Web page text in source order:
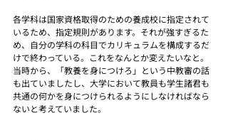
各学科は国家資格取得のための養成校に指定されて
いるため、指定規則があります。それが強すぎるた
め、自分の学科の科目でカリキュラムを構成するだ
けで終わっている。これをなんとか変えたいなと。
当時から、「教養を身につけろ」という中教審の話
も出ていましたし、大学において教員も学生諸君も
共通の何かを身につけられるようにしなければなら
ないと考えていました。